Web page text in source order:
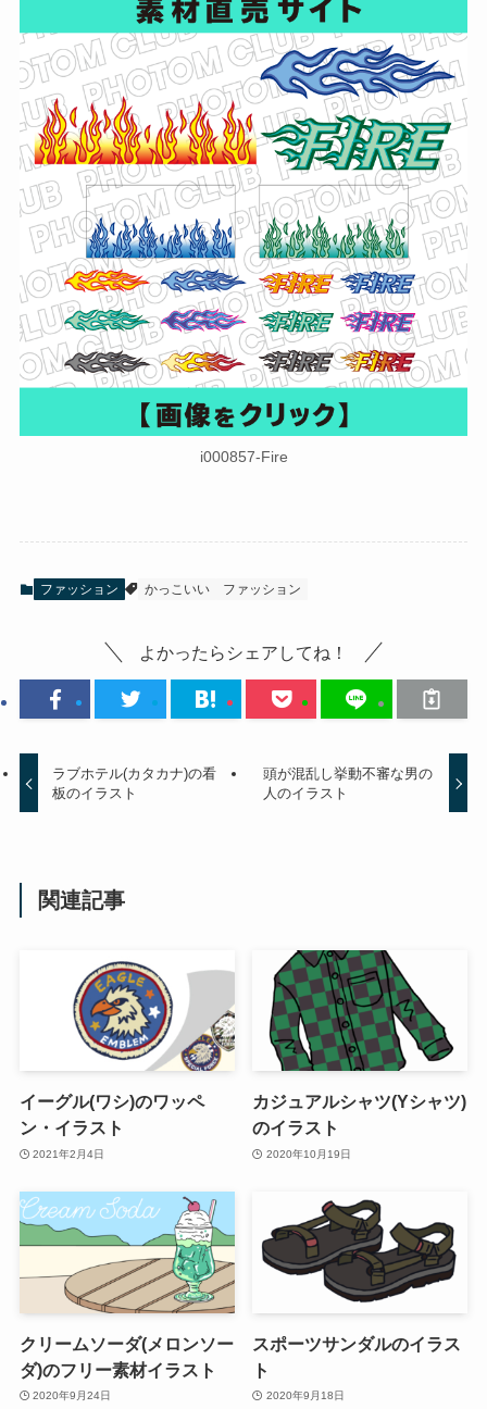
i000857-Fire
ファッション かっこいい ファッション
よかったらシェアしてね！
ラブホテル(カタカナ)の看
板のイラスト
頭が混乱し挙動不審な男の
人のイラスト
関連記事
イーグル(ワシ)のワッペ
ン・イラスト
2021年2月4日
カジュアルシャツ(Yシャツ)
のイラスト
2020年10月19日
クリームソーダ(メロンソー
ダ)のフリー素材イラスト
2020年9月24日
スポーツサンダルのイラス
ト
2020年9月18日